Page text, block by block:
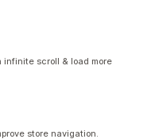
infinite scroll & load more
store navigation.